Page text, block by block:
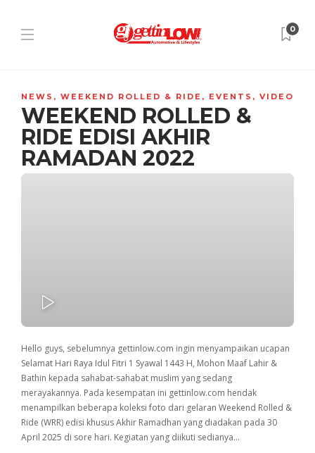
0
NEWS , WEEKEND ROLLED & RIDE , EVENTS , VIDEO
WEEKEND ROLLED &
RIDE EDISI AKHIR
RAMADAN 2022
Hello guys, sebelumnya gettinlow.com ingin menyampaikan ucapan
Selamat Hari Raya Idul Fitri 1 Syawal 1443 H, Mohon Maaf Lahir &
Bathin kepada sahabat-sahabat muslim yang sedang
merayakannya. Pada kesempatan ini gettinlow.com hendak
menampilkan beberapa koleksi foto dari gelaran Weekend Rolled &
Ride (WRR) edisi khusus Akhir Ramadhan yang diadakan pada 30
April 2025 di sore hari. Kegiatan yang diikuti sedianya…